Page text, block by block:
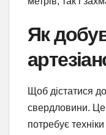
Як
Щоб дістатися
свердловини.
потребує